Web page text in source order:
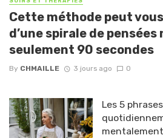
Cette méthode peut
d’une spirale de
seulement 90 secondes
By CHMAILLE 3 jours ago 0
Les 5